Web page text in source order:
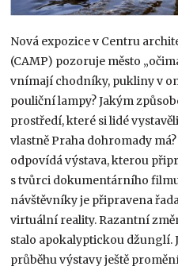
Nová expozice v Centru
(CAMP) pozoruje město
vnímají chodníky, pukliny v
pouliční lampy? Jakým
prostředí, které si lidé
vlastně Praha dohromady
odpovídá výstava, kterou
s tvůrci dokumentárního
návštěvníky je připravena
virtuální reality. Razantní
stalo apokalyptickou džunglí.
průběhu výstavy ještě